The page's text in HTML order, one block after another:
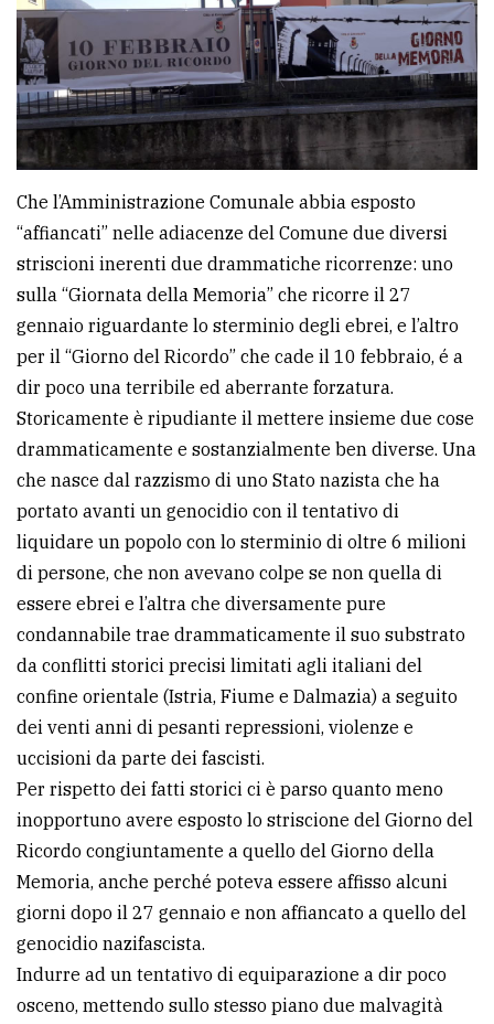
avanzata
LE
ALTRE
TESTATE
PRIVACY
Privacy
policy
Cookie
policy
Che l’Amministrazione Comunale abbia esposto
“affiancati” nelle adiacenze del Comune due diversi
striscioni inerenti due drammatiche ricorrenze: uno
sulla “Giornata della Memoria” che ricorre il 27
gennaio riguardante lo sterminio degli ebrei, e l’altro
per il “Giorno del Ricordo” che cade il 10 febbraio, é a
dir poco una terribile ed aberrante forzatura.
Storicamente è ripudiante il mettere insieme due cose
drammaticamente e sostanzialmente ben diverse. Una
che nasce dal razzismo di uno Stato nazista che ha
portato avanti un genocidio con il tentativo di
liquidare un popolo con lo sterminio di oltre 6 milioni
di persone, che non avevano colpe se non quella di
essere ebrei e l’altra che diversamente pure
condannabile trae drammaticamente il suo substrato
da conflitti storici precisi limitati agli italiani del
confine orientale (Istria, Fiume e Dalmazia) a seguito
dei venti anni di pesanti repressioni, violenze e
uccisioni da parte dei fascisti.
Per rispetto dei fatti storici ci è parso quanto meno
inopportuno avere esposto lo striscione del Giorno del
Ricordo congiuntamente a quello del Giorno della
Memoria, anche perché poteva essere affisso alcuni
giorni dopo il 27 gennaio e non affiancato a quello del
genocidio nazifascista.
Indurre ad un tentativo di equiparazione a dir poco
osceno, mettendo sullo stesso piano due malvagità